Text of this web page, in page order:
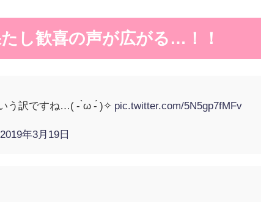
し歓喜の声が広がる…！！
う訳ですね…( - ̀ω -́ )✧ pic.twitter.com/5N5gp7fMFv
2019年3月19日